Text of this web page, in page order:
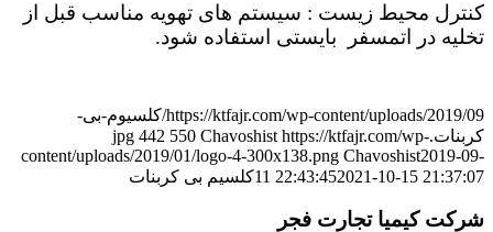
کنترل محیط زیست : سیستم های تهویه مناسب قبل از
تخلیه در اتمسفر بایستی استفاده شود.
https://ktfajr.com/wp-content/uploads/2019/09/کلسیوم-بی-
کربنات.jpg
442 550 Chavoshist https://ktfajr.com/wp-
content/uploads/2019/01/logo-4-300x138.png Chavoshist2019-09-
11 22:43:452021-10-15 21:37:07 کلسیم بی کربنات
شرکت کیمیا تجارت فجر